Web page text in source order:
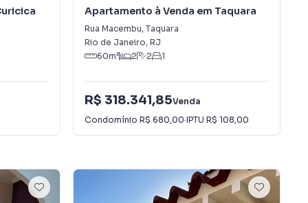
Apartamento à Venda em Taquara
Rua Macembu, Taquara
Rio de Janeiro, RJ
60m² 2 2 1
R$ 318.341,85Venda
Condomínio R$ 680,00·IPTU R$ 108,00